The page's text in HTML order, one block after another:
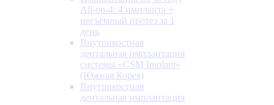
All-on-4: 4 импланта +
несъёмный протез за 1
день
Внутрикостная
дентальная имплантация
системы «CSM Implant»
(Южная Корея)
Внутрикостная
дентальная имплантация